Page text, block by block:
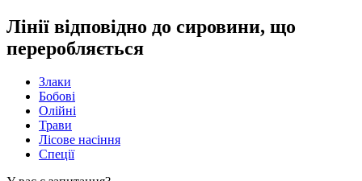
Лінії відповідно до сировини, що
переробляється
Злаки
Бобові
Олійні
Трави
Лісове насіння
Спеції